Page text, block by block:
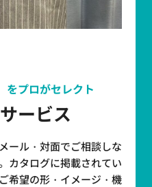
をプロがセレクト
ービス
ール・対面でご相談しな
カタログに掲載されてい
希望の形・イメージ・機